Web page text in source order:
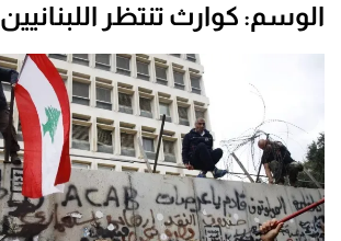
الوسم: كوارث تنتظر اللبنانيين